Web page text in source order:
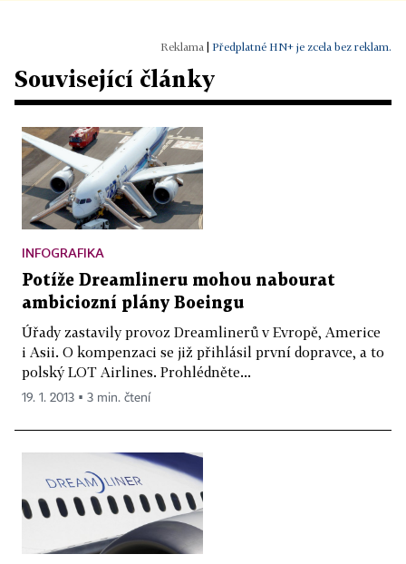
Předplatné HN+ je zcela bez reklam.
Související články
INFOGRAFIKA
Potíže Dreamlineru mohou nabourat
ambiciozní plány Boeingu
Úřady zastavily provoz Dreamlinerů v Evropě, Americe
i Asii. O kompenzaci se již přihlásil první dopravce, a to
polský LOT Airlines. Prohlédněte...
19. 1. 2013 ▪ 3 min. čtení